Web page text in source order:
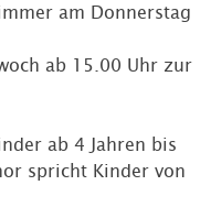
am Donnerstag
ab 15.00 Uhr zur
ab 4 Jahren bis
spricht Kinder von